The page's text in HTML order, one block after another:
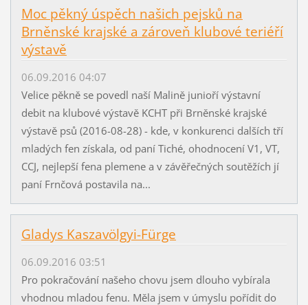
Moc pěkný úspěch našich pejsků na
Brněnské krajské a zároveň klubové teriéří
výstavě
06.09.2016 04:07
Velice pěkně se povedl naší Malině junioří výstavní
debit na klubové výstavě KCHT při Brněnské krajské
výstavě psů (2016-08-28) - kde, v konkurenci dalších tří
mladých fen získala, od paní Tiché, ohodnocení V1, VT,
CCJ, nejlepší fena plemene a v závěřečných soutěžích jí
paní Frnčová postavila na...
Gladys Kaszavölgyi-Fürge
06.09.2016 03:51
Pro pokračování našeho chovu jsem dlouho vybírala
vhodnou mladou fenu. Měla jsem v úmyslu pořídit do